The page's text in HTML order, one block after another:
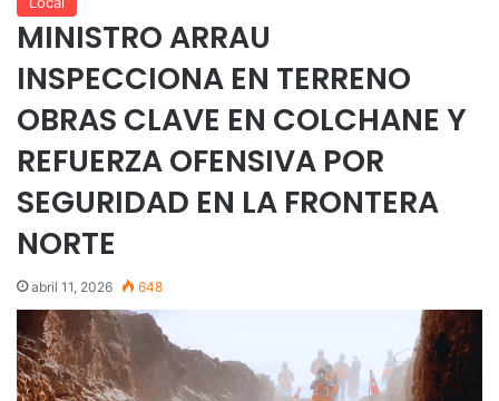
MINISTRO ARRAU
INSPECCIONA EN TERRENO
OBRAS CLAVE EN COLCHANE Y
REFUERZA OFENSIVA POR
SEGURIDAD EN LA FRONTERA
NORTE
abril 11, 2026 648